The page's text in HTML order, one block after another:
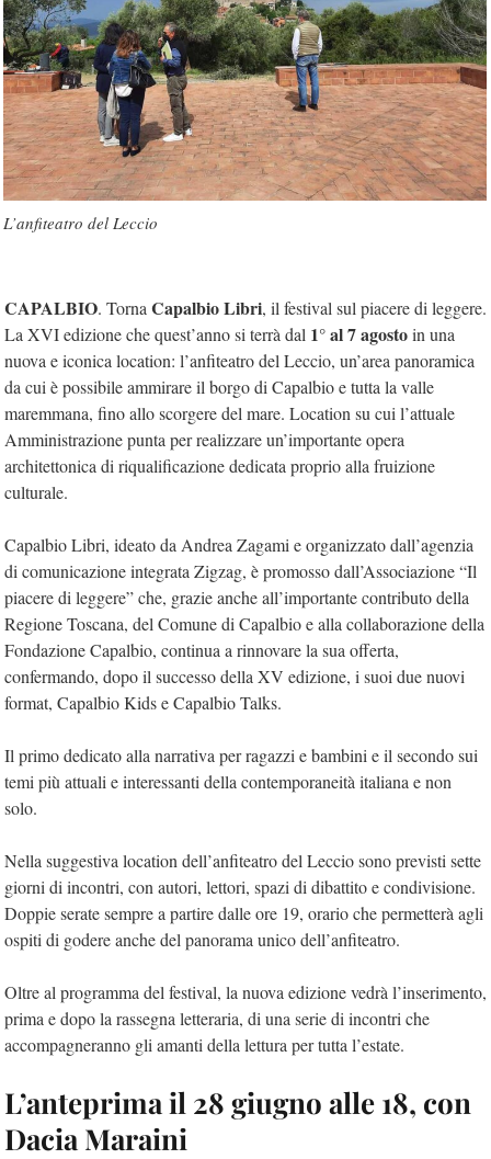
L’anfiteatro del Leccio
CAPALBIO. Torna Capalbio Libri, il festival sul piacere di leggere.
La XVI edizione che quest’anno si terrà dal 1° al 7 agostoin una
nuova e iconica location: l’anfiteatro del Leccio, un’area panoramica
da cui è possibile ammirare il borgo di Capalbio e tutta la valle
maremmana, fino allo scorgere del mare. Location su cui l’attuale
Amministrazione punta per realizzare un’importante opera
architettonica di riqualificazione dedicata proprio alla fruizione
culturale.
Capalbio Libri, ideato da Andrea Zagami e organizzato dall’agenzia
di comunicazione integrata Zigzag, è promosso dall’Associazione “Il
piacere di leggere” che, grazie anche all’importante contributo della
Regione Toscana, del Comune di Capalbio e alla collaborazione della
Fondazione Capalbio, continua a rinnovare la sua offerta,
confermando, dopo il successo della XV edizione, i suoi due nuovi
format, Capalbio Kids e Capalbio Talks.
Il primo dedicato alla narrativa per ragazzi e bambini e il secondo sui
temi più attuali e interessanti della contemporaneità italiana e non
solo.
Nella suggestiva location dell’anfiteatro del Leccio sono previsti sette
giorni di incontri, con autori, lettori, spazi di dibattito e condivisione.
Doppie serate sempre a partire dalle ore 19, orario che permetterà agli
ospiti di godere anche del panorama unico dell’anfiteatro.
Oltre al programma del festival, la nuova edizione vedrà l’inserimento,
prima e dopo la rassegna letteraria, di una serie di incontri che
accompagneranno gli amanti della lettura per tutta l’estate.
L’anteprima il 28 giugno alle 18, con
Dacia Maraini